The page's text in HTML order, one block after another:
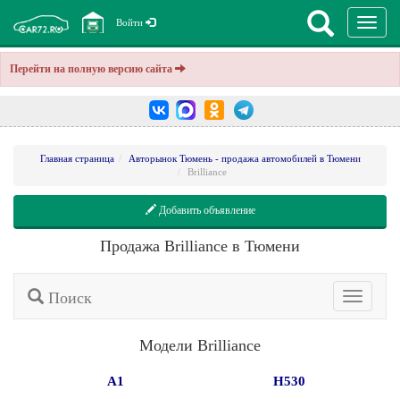
Перейти на полную версию сайта
Войти
Главная страница
Авторынок Тюмень - продажа автомобилей в Тюмени
Brilliance
Добавить объявление
Продажа Brilliance в Тюмени
поиск
Поиск
Модели Brilliance
A1
H530